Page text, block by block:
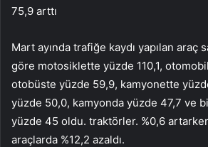
75,9 arttı
Mart ayında trafiğe kaydı yapılan araç
göre motosiklette yüzde 110,1,
otobüste yüzde 59,9, kamyonette
yüzde 50,0, kamyonda yüzde 47,7 ve
yüzde 45 oldu. traktörler. %0,6
araçlarda %12,2 azaldı.